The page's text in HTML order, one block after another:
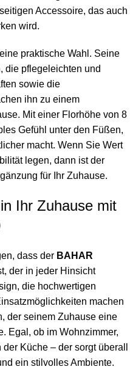
Accessoire, das auch
wird.
praktische Wahl. Seine
die pflegeleichten und
sowie die
ihn zu einem
Mit einer Florhöhe von 8
Gefühl unter den Füßen,
macht. Wenn Sie Wert
legen, dann ist der
für Ihr Zuhause.
Ihr Zuhause mit
dass der BAHAR
der in jeder Hinsicht
die hochwertigen
machen
der seinem Zuhause eine
Egal, ob im Wohnzimmer,
Küche – der sorgt überall
ein stilvolles Ambiente.